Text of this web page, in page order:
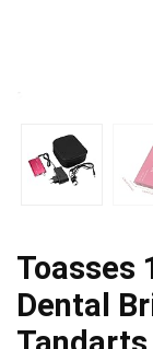
Toasses
Dental